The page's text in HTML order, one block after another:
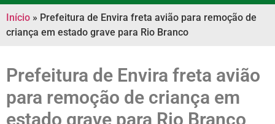
Início » Prefeitura de Envira freta avião para remoção de
criança em estado grave para Rio Branco
Prefeitura de Envira freta avião
para remoção de criança em
estado grave para Rio Branco